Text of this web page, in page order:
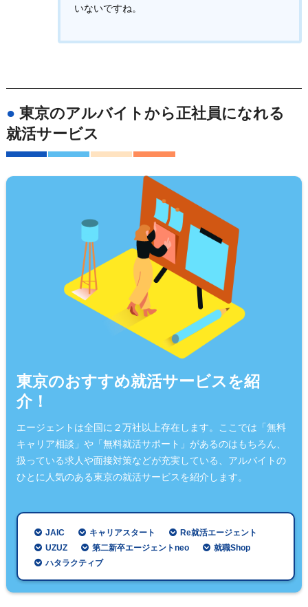
いないですね。
● 東京のアルバイトから正社員になれる
就活サービス
東京のおすすめ就活サービスを紹
介！
エージェントは全国に２万社以上存在します。ここでは「無料
キャリア相談」や「無料就活サポート」があるのはもちろん、
扱っている求人や面接対策などが充実している、アルバイトの
ひとに人気のある東京の就活サービスを紹介します。
JAIC キャリアスタート
Re就活エージェント
UZUZ
第二新卒エージェントneo
就職Shop
ハタラクティブ